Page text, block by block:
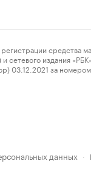
средства
издания
03.12.2021 за
данных ·